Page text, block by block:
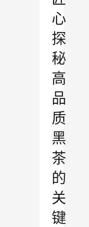
心
探
秘
高
品
质
黑
茶
的
关
键